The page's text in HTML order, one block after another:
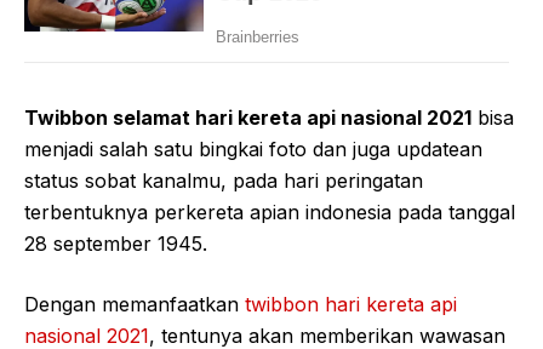
Twibbon selamat hari kereta api nasional 2021 bisa
menjadi salah satu bingkai foto dan juga updatean
status sobat kanalmu, pada hari peringatan
terbentuknya perkereta apian indonesia pada tanggal
28 september 1945.
Dengan memanfaatkan twibbon hari kereta api
nasional 2021, tentunya akan memberikan wawasan